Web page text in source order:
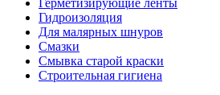
Герметизирующие ленты
Гидроизоляция
Для малярных шнуров
Смазки
Смывка старой краски
Строительная гигиена